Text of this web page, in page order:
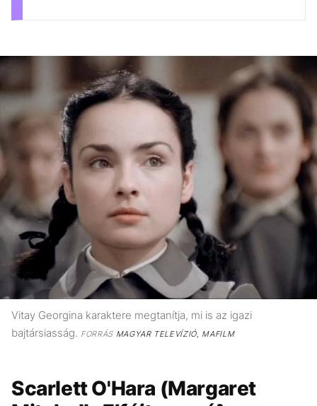
Vitay Georgina karaktere megtanítja, mi is az igazi
bajtársiasság. FORRÁSMAGYAR TELEVÍZIÓ, MAFILM
Scarlett O'Hara (Margaret